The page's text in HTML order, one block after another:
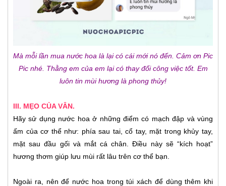
Mà mỗi lần mua nước hoa là lại có cái mới nó đến. Cảm ơn Pic
Pic nhé. Thằng em của em lại có thay đổi công việc tốt. Em
luôn tin mùi hương là phong thủy!
III. MẸO CỦA VÂN.
Hãy sử dụng nước hoa ở những điểm có mạch đập và vùng
ấm của cơ thể như: phía sau tai, cổ tay, mặt trong khủy tay,
mặt sau đầu gối và mắt cá chân. Điều này sẽ “kích hoạt”
hương thơm giúp lưu mùi rất lâu trên cơ thể bạn.
Ngoài ra, nên để nước hoa trong túi xách để dùng thêm khi